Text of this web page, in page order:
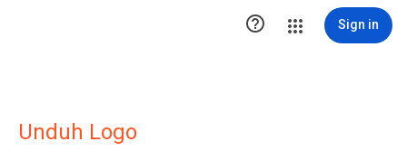
 Sign in
Unduh Logo